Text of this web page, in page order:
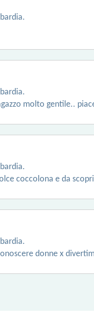
molto gentile..
coccolona e da
donne x